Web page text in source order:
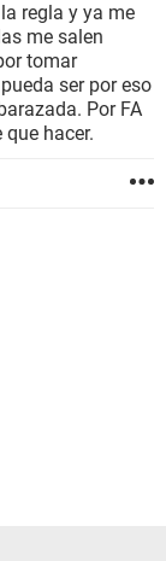
regla y ya me
me salen
tomar
ser por eso
Por FA
hacer.